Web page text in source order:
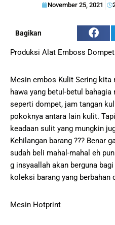
November 25, 2021
Bagikan
Produksi Alat Emboss
Mesin embos Kulit Sering kita
hawa yang betul-betul
seperti dompet, jam tangan
pokoknya antara lain kulit.
keadaan sulit yang mungkin
Kehilangan barang ??? Benar
sudah beli mahal-mahal eh
g insyaallah akan berguna
koleksi barang yang berbahan
Mesin Hotprint